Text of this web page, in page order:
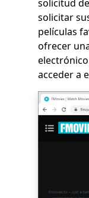
solicitud
solicitar
películas
ofrecer
acceder a